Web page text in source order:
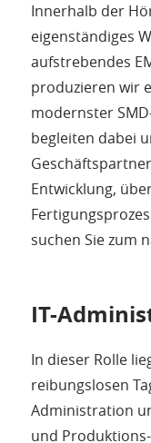
Innerhalb der
eigenständiges
aufstrebendes
produzieren wir
modernster
begleiten dabei
Entwicklung,
suchen Sie zum
IT-
In dieser Rolle
reibungslosen
Administration
und